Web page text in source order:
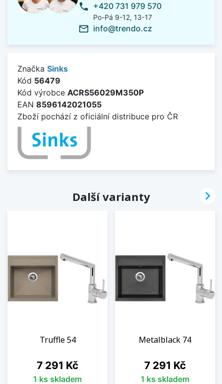
phone +420 731 979 570
Po-Pá 9-12, 13-17
mail_outline info@trendo.cz
Značka Sinks
Kód 56479
Kód výrobce ACRS56029M350P
EAN 8596142021055
Zboží pochází z oficiální distribuce pro ČR
Další varianty
Truffle 54
Cena
7 291 Kč
1 ks skladem
Metalblack 74
Cena
7 291 Kč
1 ks skladem
